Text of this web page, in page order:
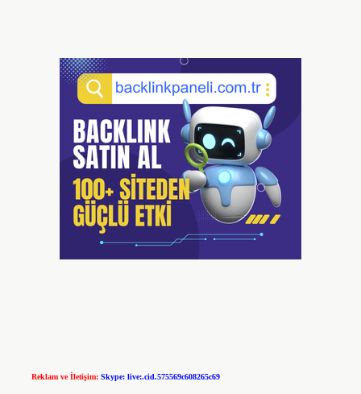
Reklam ve İletişim: Skype: live:.cid.575569c608265c69